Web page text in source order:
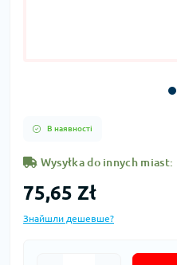
В наявності
Wysyłka do innych miast:
75,65 Zł
Знайшли дешевше?